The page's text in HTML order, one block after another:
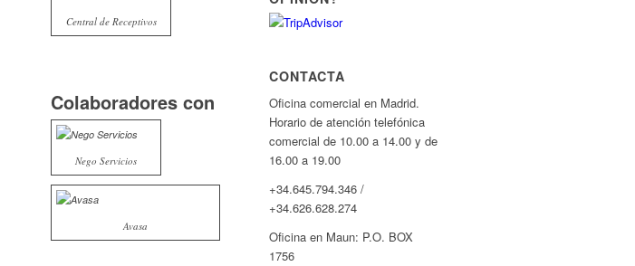
Central de Receptivos
Colaboradores con
Nego Servicios
Avasa
CONTACTA
Oficina comercial en Madrid.
Horario de atención telefónica
comercial de 10.00 a 14.00 y de
16.00 a 19.00
+34.645.794.346 /
+34.626.628.274
Oficina en Maun: P.O. BOX
1756